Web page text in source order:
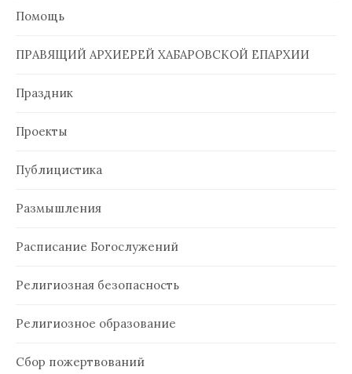
Помощь
ПРАВЯЩИЙ АРХИЕРЕЙ ХАБАРОВСКОЙ ЕПАРХИИ
Праздник
Проекты
Публицистика
Размышления
Расписание Богослужений
Религиозная безопасность
Религиозное образование
Сбор пожертвований